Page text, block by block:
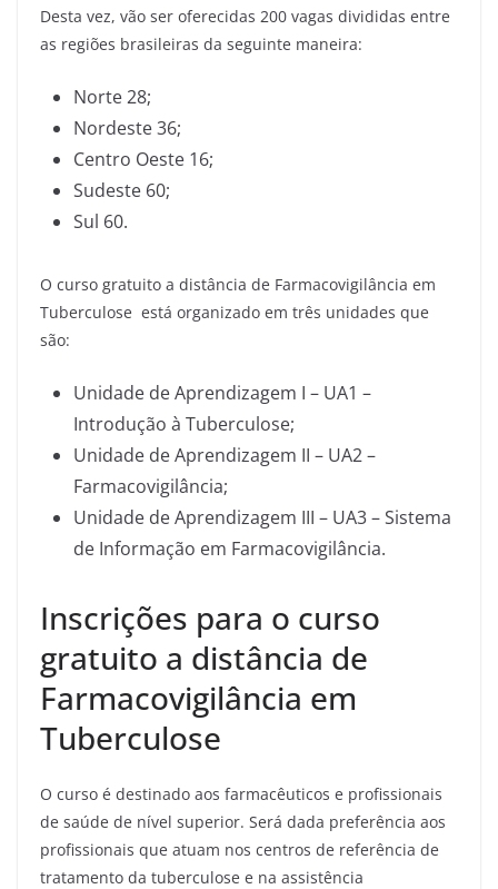
Desta vez, vão ser oferecidas 200 vagas divididas entre
as regiões brasileiras da seguinte maneira:
Norte 28;
Nordeste 36;
Centro Oeste 16;
Sudeste 60;
Sul 60.
O curso gratuito a distância de Farmacovigilância em
Tuberculose está organizado em três unidades que
são:
Unidade de Aprendizagem I – UA1 –
Introdução à Tuberculose;
Unidade de Aprendizagem II – UA2 –
Farmacovigilância;
Unidade de Aprendizagem III – UA3 – Sistema
de Informação em Farmacovigilância.
Inscrições para o curso
gratuito a distância de
Farmacovigilância em
Tuberculose
O curso é destinado aos farmacêuticos e profissionais
de saúde de nível superior. Será dada preferência aos
profissionais que atuam nos centros de referência de
tratamento da tuberculose e na assistência